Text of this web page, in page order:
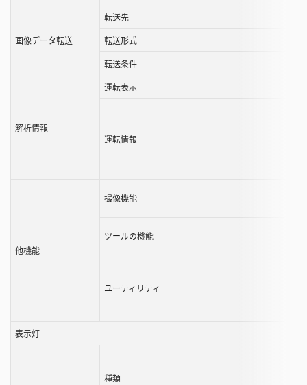
画像データ転送
転送先
転送形式
転送条件
解析情報
運転表示
運転情報
他機能
撮像機能
ツールの機能
ユーティリティ
表示灯
種類